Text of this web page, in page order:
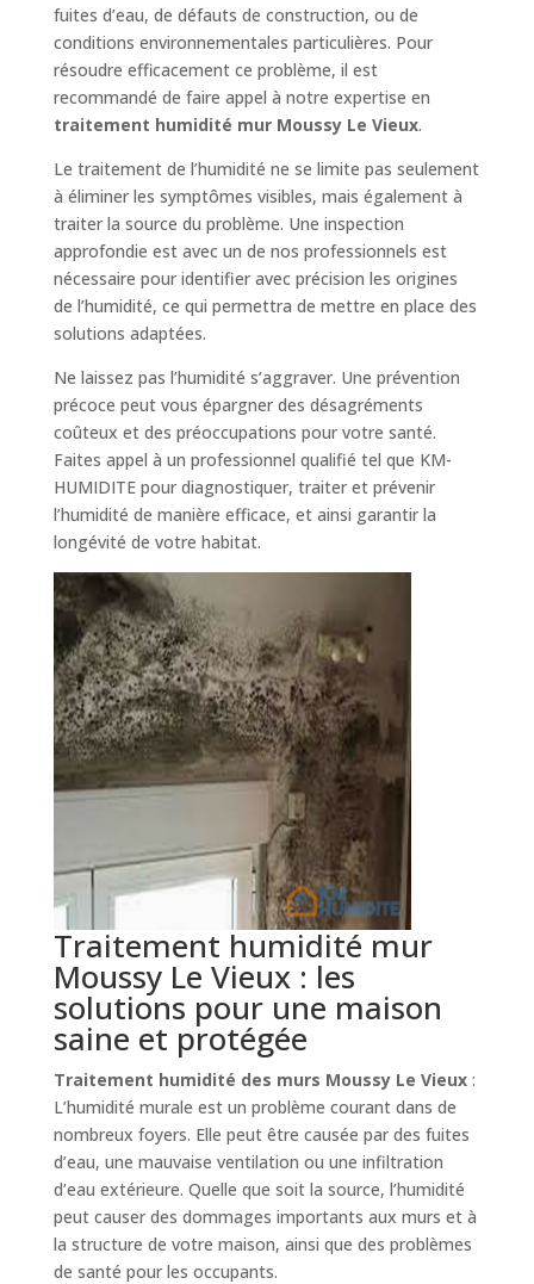
fuites d’eau, de défauts de construction, ou de
conditions environnementales particulières. Pour
résoudre efficacement ce problème, il est
recommandé de faire appel à notre expertise en
traitement humidité mur Moussy Le Vieux.
Le traitement de l’humidité ne se limite pas seulement
à éliminer les symptômes visibles, mais également à
traiter la source du problème. Une inspection
approfondie est avec un de nos professionnels est
nécessaire pour identifier avec précision les origines
de l’humidité, ce qui permettra de mettre en place des
solutions adaptées.
Ne laissez pas l’humidité s’aggraver. Une prévention
précoce peut vous épargner des désagréments
coûteux et des préoccupations pour votre santé.
Faites appel à un professionnel qualifié tel que KM-
HUMIDITE pour diagnostiquer, traiter et prévenir
l’humidité de manière efficace, et ainsi garantir la
longévité de votre habitat.
Traitement humidité mur
Moussy Le Vieux : les
solutions pour une maison
saine et protégée
Traitement humidité des murs Moussy Le Vieux:
L’humidité murale est un problème courant dans de
nombreux foyers. Elle peut être causée par des fuites
d’eau, une mauvaise ventilation ou une infiltration
d’eau extérieure. Quelle que soit la source, l’humidité
peut causer des dommages importants aux murs et à
la structure de votre maison, ainsi que des problèmes
de santé pour les occupants.